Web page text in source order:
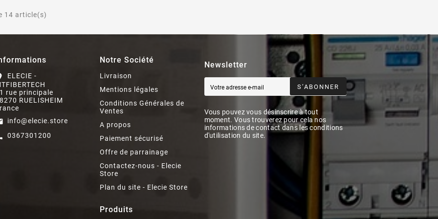
14 article(s)
ELECIE -
rue principale
RUELISHEIM
info@elecie.store
0367301200
Notre Société
Livraison
Mentions légales
Conditions Générales de
Ventes
A propos
Paiement sécurisé
Offre de parrainage
Contactez-nous - Elecie
Store
Plan du site - Elecie Store
Produits
Newsletter
S’ABONNER
Vous pouvez vous désinscrire à tout
moment. Vous trouverez pour cela nos
informations de contact dans les conditions
d'utilisation du site.